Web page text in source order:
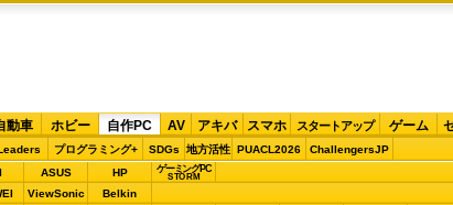
動車 ホビー 自作PC AV アキバ スマホ スタートアップ ゲーム
プログラミング+ SDGs 地方活性 PUACL2026 ChallengersJP
ASUS HP ゲーミングPC
STORM
ViewSonic Belkin